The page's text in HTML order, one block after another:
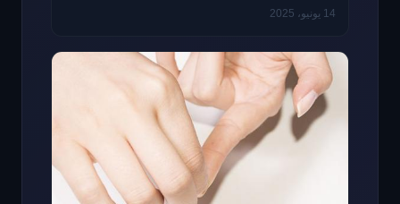
14 يونيو، 2025